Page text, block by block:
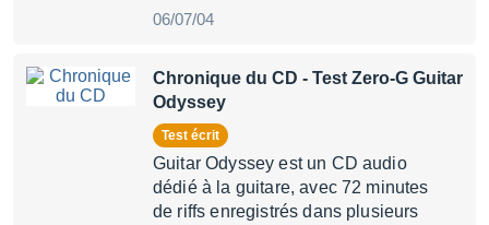
06/07/04
Chronique du CD - Test Zero-G Guitar
Odyssey
Test écrit
Guitar Odyssey est un CD audio
dédié à la guitare, avec 72 minutes
de riffs enregistrés dans plusieurs